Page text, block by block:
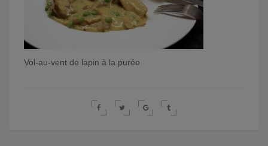
Vol-au-vent de lapin à la purée